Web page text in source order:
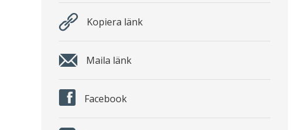
Kopiera länk
Maila länk
Facebook